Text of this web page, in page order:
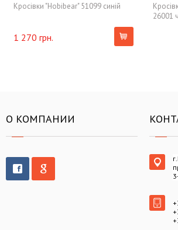
Кросівки "Hobibear" 51099 синій
1 270 грн.
26001
О КОМПАНИИ